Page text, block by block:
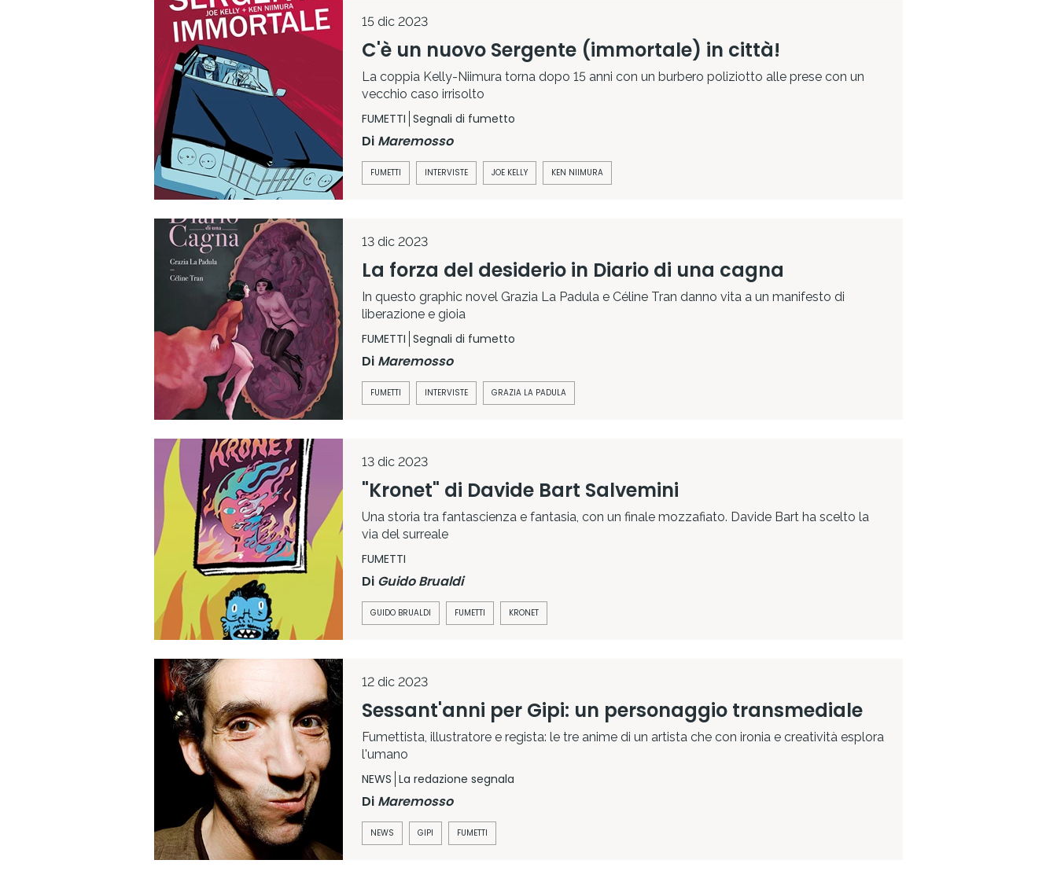
15 dic 2023
C'è un nuovo Sergente (immortale) in città!
La coppia Kelly-Niimura torna dopo 15 anni con un burbero poliziotto alle prese con un
vecchio caso irrisolto
FUMETTI Segnali di fumetto
Di Maremosso
FUMETTI INTERVISTE JOE KELLY KEN NIIMURA
13 dic 2023
La forza del desiderio in Diario di una cagna
In questo graphic novel Grazia La Padula e Céline Tran danno vita a un manifesto di
liberazione e gioia
FUMETTI Segnali di fumetto
Di Maremosso
FUMETTI INTERVISTE GRAZIA LA PADULA
13 dic 2023
"Kronet" di Davide Bart Salvemini
Una storia tra fantascienza e fantasia, con un finale mozzafiato. Davide Bart ha scelto la
via del surreale
FUMETTI
Di Guido Brualdi
GUIDO BRUALDI FUMETTI KRONET
12 dic 2023
Sessant'anni per Gipi: un personaggio transmediale
Fumettista, illustratore e regista: le tre anime di un artista che con ironia e creatività esplora
l'umano
NEWS La redazione segnala
Di Maremosso
NEWS GIPI FUMETTI